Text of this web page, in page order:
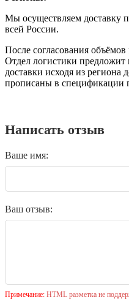
Мы осуществляем доставку
всей России.
После согласования
Отдел логистики
доставки исходя из региона
прописаны в спецификации
Написать отзыв
Ваше имя:
Ваш отзыв:
Примечание: HTML разметка не